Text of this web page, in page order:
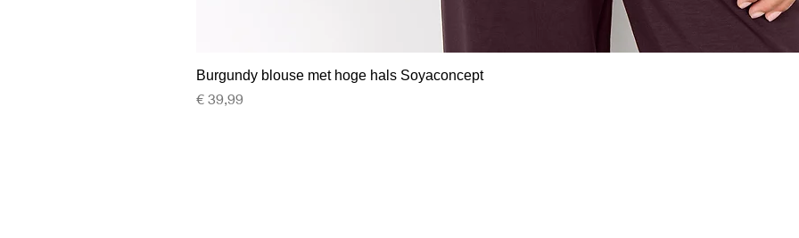
Burgundy blouse met hoge hals Soyaconcept
Prijs
€ 39,99